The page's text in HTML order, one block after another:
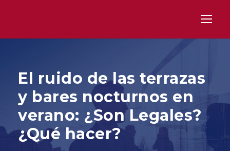
El ruido de las terrazas
y bares nocturnos en
verano: ¿Son Legales?
¿Qué hacer?